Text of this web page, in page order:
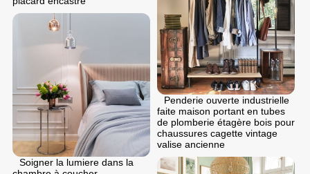
Penderie ouverte industrielle
faite maison portant en tubes
de plomberie étagère bois pour
chaussures cagette vintage
valise ancienne
Soigner la lumiere dans la